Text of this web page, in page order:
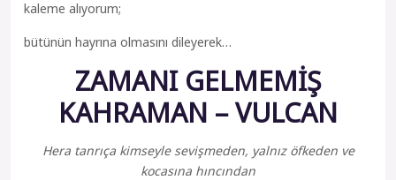
kaleme alıyorum;
bütünün hayrına olmasını dileyerek…
ZAMANI GELMEMİŞ
KAHRAMAN – VULCAN
Hera tanrıça kimseyle sevişmeden, yalnız öfkeden ve
kocasına hıncından